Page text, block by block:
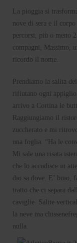
La pioggia si
nove di sera e il
percorsi, più o meno
compagni, Massimo,
ricordo il nome.
Prendiamo la salita
rifiutano ogni
arrivo a Cortina le
Raggiungiamo il
zuccherato e mi
una foglia. “Ha le
Mi sale una risata
che lo accudisce in
dio sa dove. E’ buio,
tratto che ci separa
caviglie. Salite
la neve ma
nulla.